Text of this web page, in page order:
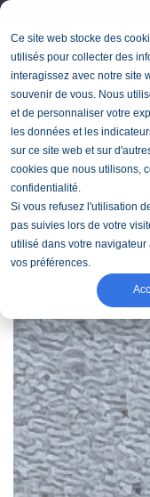
Ce site web stocke des
utilisés pour collecter des
interagissez avec notre site
souvenir de vous. Nous
et de personnaliser votre
les données et les
sur ce site web et sur
cookies que nous utilisons,
confidentialité.
Si vous refusez l'utilisation
pas suivies lors de votre
utilisé dans votre
vos préférences.
Accueil Manutention
Robot